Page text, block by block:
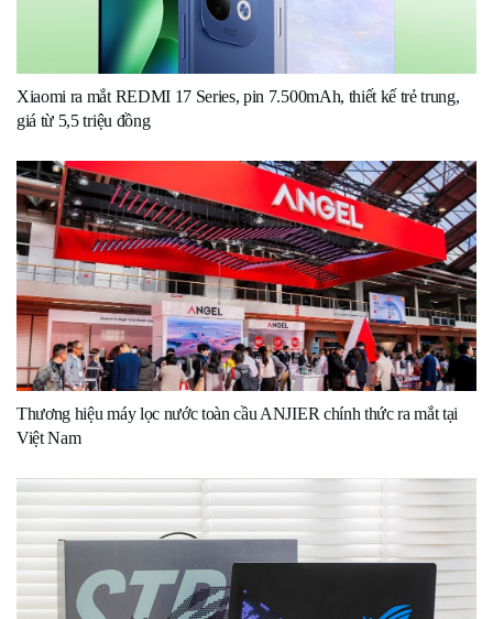
Xiaomi ra mắt REDMI 17 Series, pin 7.500mAh, thiết kế trẻ trung,
giá từ 5,5 triệu đồng
Thương hiệu máy lọc nước toàn cầu ANJIER chính thức ra mắt tại
Việt Nam